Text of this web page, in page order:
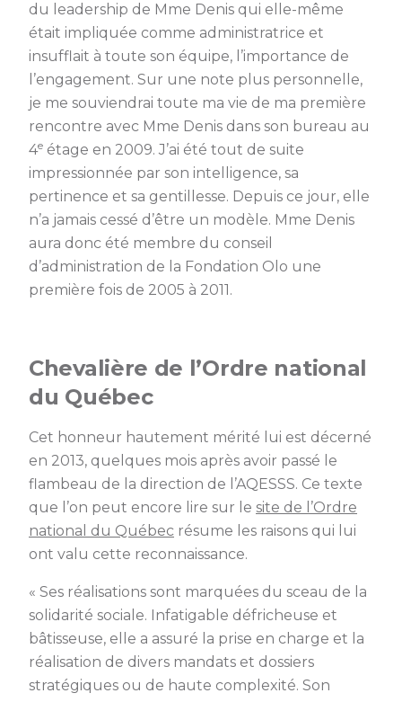
du leadership de Mme Denis qui elle-même
était impliquée comme administratrice et
insufflait à toute son équipe, l’importance de
l’engagement. Sur une note plus personnelle,
je me souviendrai toute ma vie de ma première
rencontre avec Mme Denis dans son bureau au
4e étage en 2009. J’ai été tout de suite
impressionnée par son intelligence, sa
pertinence et sa gentillesse. Depuis ce jour, elle
n’a jamais cessé d’être un modèle. Mme Denis
aura donc été membre du conseil
d’administration de la Fondation Olo une
première fois de 2005 à 2011.
Chevalière de l’Ordre national
du Québec
Cet honneur hautement mérité lui est décerné
en 2013, quelques mois après avoir passé le
flambeau de la direction de l’AQESSS. Ce texte
que l’on peut encore lire sur le site de l’Ordre
national du Québec résume les raisons qui lui
ont valu cette reconnaissance.
« Ses réalisations sont marquées du sceau de la
solidarité sociale. Infatigable défricheuse et
bâtisseuse, elle a assuré la prise en charge et la
réalisation de divers mandats et dossiers
stratégiques ou de haute complexité. Son